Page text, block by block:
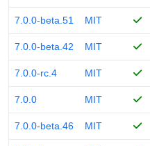
7.0.0-beta.51 MIT
7.0.0-beta.42 MIT
7.0.0-rc.4 MIT
7.0.0 MIT
7.0.0-beta.46 MIT